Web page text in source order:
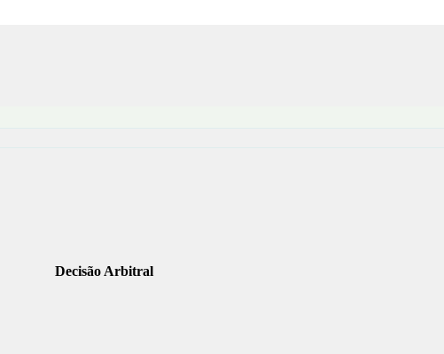
Decisão Arbitral